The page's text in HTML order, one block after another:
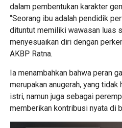
dalam pembentukan karakter
“Seorang ibu adalah pendidik
dituntut memiliki wawasan luas
menyesuaikan diri dengan
AKBP Ratna.
Ia menambahkan bahwa peran
merupakan anugerah, yang tidak
istri, namun juga sebagai
memberikan kontribusi nyata di